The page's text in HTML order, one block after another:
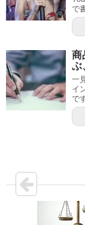
で
商
ぶ
一
イ
で